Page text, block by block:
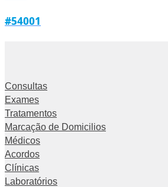
#54001
Consultas
Exames
Tratamentos
Marcação de Domicilios
Médicos
Acordos
Clínicas
Laboratórios